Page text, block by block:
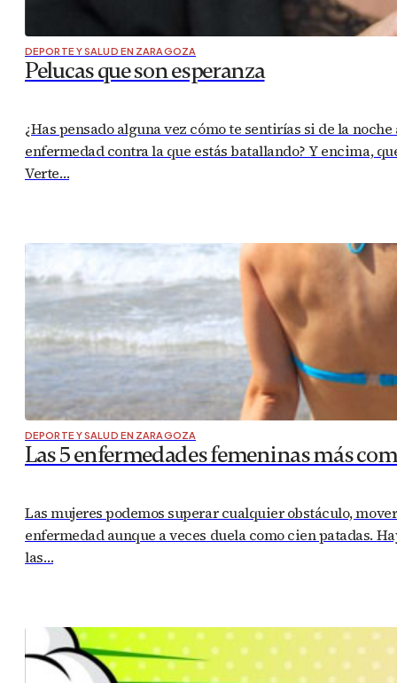
DEPORTE Y SALUD EN ZARAGOZA
Pelucas que son esperanza
¿Has pensado alguna vez cómo te sentirías si de la
enfermedad contra la que estás batallando? Y encima,
Verte…
DEPORTE Y SALUD EN ZARAGOZA
Las 5 enfermedades femeninas más
Las mujeres podemos superar cualquier obstáculo,
enfermedad aunque a veces duela como cien patadas.
las…